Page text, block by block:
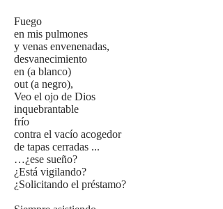
Fuego
en mis pulmones
y venas envenenadas,
desvanecimiento
en (a blanco)
out (a negro),
Veo el ojo de Dios
inquebrantable
frío
contra el vacío acogedor
de tapas cerradas ...
…¿ese sueño?
¿Está vigilando?
¿Solicitando el préstamo?